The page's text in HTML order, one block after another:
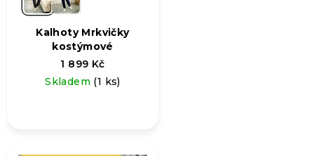
Kalhoty Mrkvičky
kostýmové
1 899 Kč
Skladem (1 ks)